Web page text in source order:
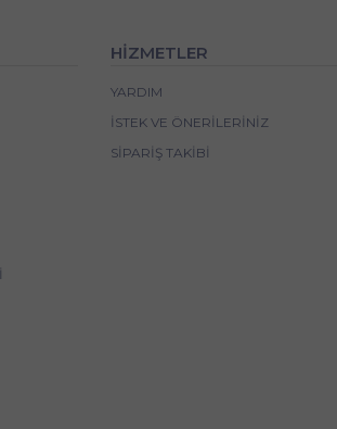
HİZMETLER
YARDIM
İSTEK VE ÖNERILERINIZ
SIPARIŞ TAKIBI